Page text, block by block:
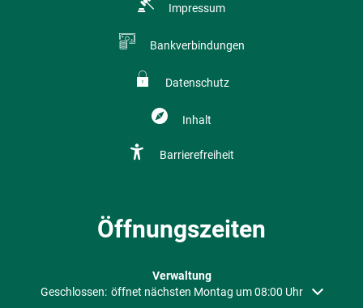
Impressum
Bankverbindungen
Datenschutz
Inhalt
Barrierefreiheit
Öffnungszeiten
Verwaltung
Klicken, um weitere Öffnungs- oder Schließzeiten auszublenden
Geschlossen: öffnet nächsten Montag um 08:00 Uhr